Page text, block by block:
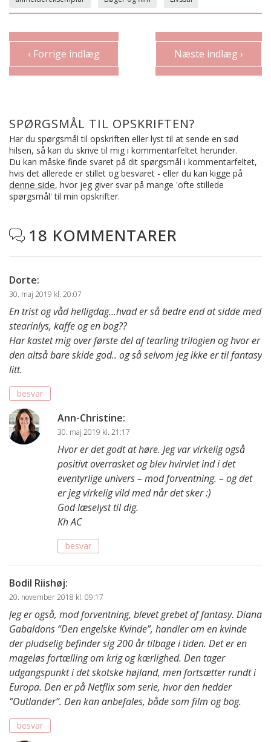
‹ Forrige indlæg Næste indlæg ›
SPØRGSMÅL TIL OPSKRIFTEN?
Har du spørgsmål til opskriften eller lyst til at sende en sød
hilsen, så kan du skrive til mig i kommentarfeltet herunder.
Du kan måske finde svaret på dit spørgsmål i kommentarfeltet,
hvis det allerede er stillet og besvaret - eller du kan kigge på
denne side, hvor jeg giver svar på mange 'ofte stillede
spørgsmål' til min opskrifter.
 18 KOMMENTARER
Dorte:
30. maj 2019 kl. 20:07
En trist og våd helligdag…hvad er så bedre end at sidde med
stearinlys, kaffe og en bog??
Har kastet mig over første del af tearling trilogien og hvor er
den altså bare skide god.. og så selvom jeg ikke er til fantasy
litt.
besvar
Ann-Christine:
30. maj 2019 kl. 21:17
Hvor er det godt at høre. Jeg var virkelig også
positivt overrasket og blev hvirvlet ind i det
eventyrlige univers – mod forventning. – og det
er jeg virkelig vild med når det sker :)
God læselyst til dig.
Kh AC
besvar
Bodil Riishøj:
20. november 2018 kl. 09:17
Jeg er også, mod forventning, blevet grebet af fantasy. Diana
Gabaldons “Den engelske Kvinde”, handler om en kvinde
der pludselig befinder sig 200 år tilbage i tiden. Det er en
mageløs fortælling om krig og kærlighed. Den tager
udgangspunkt i det skotske højland, men fortsætter rundt i
Europa. Den er på Netflix som serie, hvor den hedder
“Outlander”. Den kan anbefales, både som film og bog.
besvar